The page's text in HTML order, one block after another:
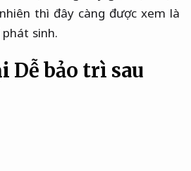
thì đây càng được xem là
phát sinh.
Dễ bảo trì sau